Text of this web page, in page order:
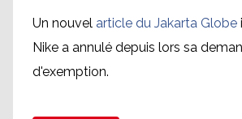
Un nouvel article du Jakarta Globe
Nike a annulé depuis lors sa
d'exemption.